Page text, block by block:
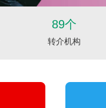
89个
转介机构